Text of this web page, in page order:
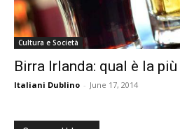
Cultura e Società
Birra Irlanda: qual è la più
Italiani Dublino - June 17, 2014